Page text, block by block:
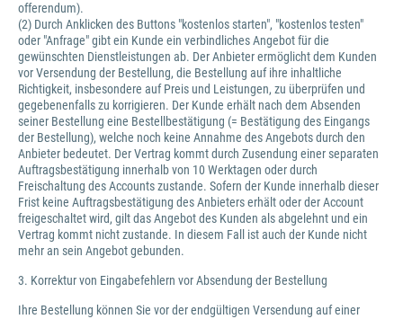
offerendum).
(2) Durch Anklicken des Buttons "kostenlos starten", "kostenlos testen"
oder "Anfrage" gibt ein Kunde ein verbindliches Angebot für die
gewünschten Dienstleistungen ab. Der Anbieter ermöglicht dem Kunden
vor Versendung der Bestellung, die Bestellung auf ihre inhaltliche
Richtigkeit, insbesondere auf Preis und Leistungen, zu überprüfen und
gegebenenfalls zu korrigieren. Der Kunde erhält nach dem Absenden
seiner Bestellung eine Bestellbestätigung (= Bestätigung des Eingangs
der Bestellung), welche noch keine Annahme des Angebots durch den
Anbieter bedeutet. Der Vertrag kommt durch Zusendung einer separaten
Auftragsbestätigung innerhalb von 10 Werktagen oder durch
Freischaltung des Accounts zustande. Sofern der Kunde innerhalb dieser
Frist keine Auftragsbestätigung des Anbieters erhält oder der Account
freigeschaltet wird, gilt das Angebot des Kunden als abgelehnt und ein
Vertrag kommt nicht zustande. In diesem Fall ist auch der Kunde nicht
mehr an sein Angebot gebunden.
3. Korrektur von Eingabefehlern vor Absendung der Bestellung
Ihre Bestellung können Sie vor der endgültigen Versendung auf einer